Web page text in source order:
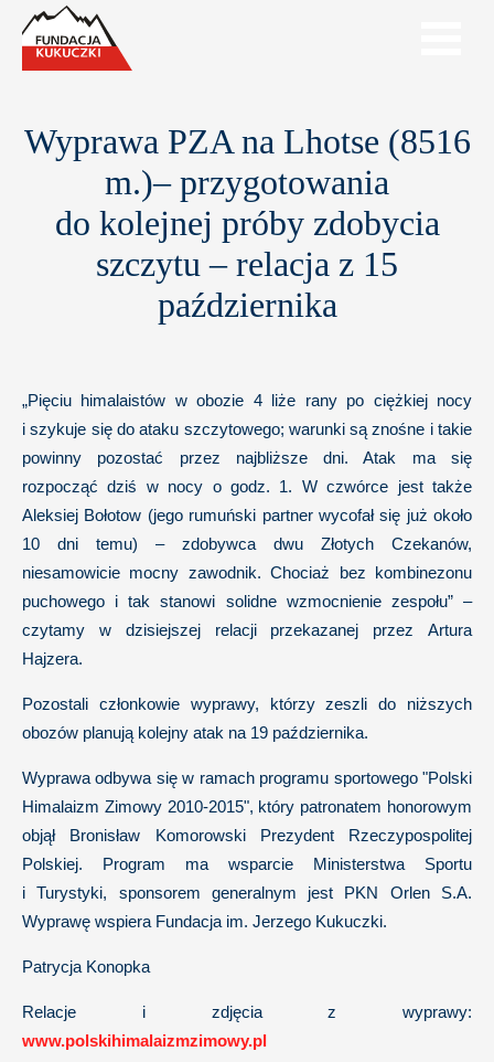
Wyprawa PZA na Lhotse (8516
m.)– przygotowania
do kolejnej próby zdobycia
szczytu – relacja z 15
października
„Pięciu himalaistów w obozie 4 liże rany po ciężkiej nocy
i szykuje się do ataku szczytowego; warunki są znośne i takie
powinny pozostać przez najbliższe dni. Atak ma się
rozpocząć dziś w nocy o godz. 1. W czwórce jest także
Aleksiej Bołotow (jego rumuński partner wycofał się już około
10 dni temu) – zdobywca dwu Złotych Czekanów,
niesamowicie mocny zawodnik. Chociaż bez kombinezonu
puchowego i tak stanowi solidne wzmocnienie zespołu” –
czytamy w dzisiejszej relacji przekazanej przez Artura
Hajzera.
Pozostali członkowie wyprawy, którzy zeszli do niższych
obozów planują kolejny atak na 19 października.
Wyprawa odbywa się w ramach programu sportowego "Polski
Himalaizm Zimowy 2010-2015", który patronatem honorowym
objął Bronisław Komorowski Prezydent Rzeczypospolitej
Polskiej. Program ma wsparcie Ministerstwa Sportu
i Turystyki, sponsorem generalnym jest PKN Orlen S.A.
Wyprawę wspiera Fundacja im. Jerzego Kukuczki.
Patrycja Konopka
Relacje i zdjęcia z wyprawy:
www.polskihimalaizmzimowy.pl